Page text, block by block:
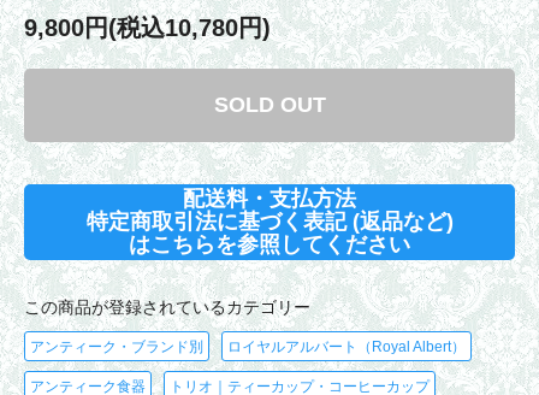
9,800円(税込10,780円)
SOLD OUT
配送料・支払方法
特定商取引法に基づく表記 (返品など)
はこちらを参照してください
この商品が登録されているカテゴリー
アンティーク・ブランド別 ロイヤルアルバート（Royal Albert）
アンティーク食器 トリオ｜ティーカップ・コーヒーカップ